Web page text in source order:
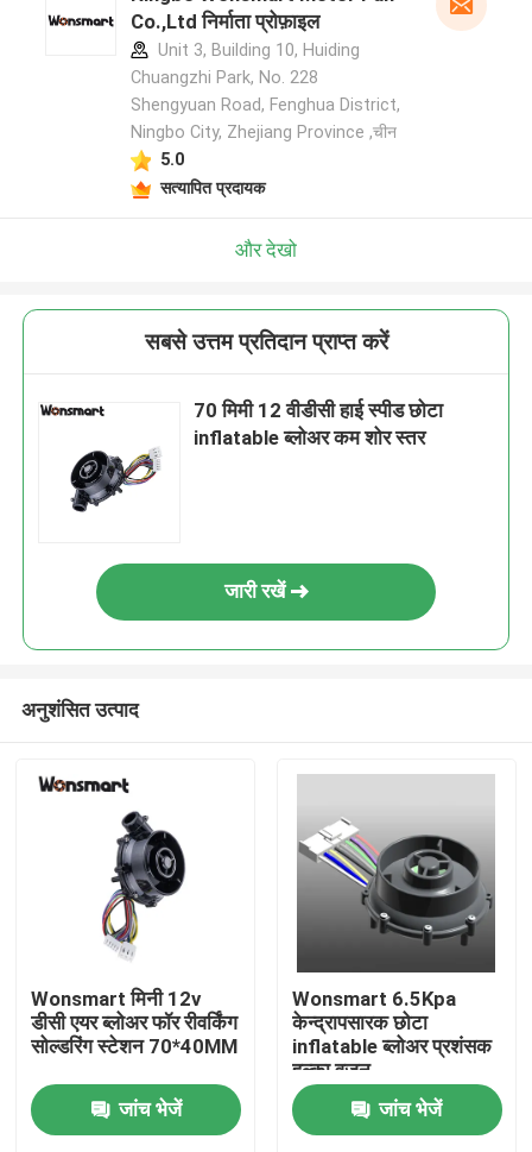
Co.,Ltd निर्माता प्रोफ़ाइल
Unit 3, Building 10, Huiding
Chuangzhi Park, No. 228
Shengyuan Road, Fenghua District,
Ningbo City, Zhejiang Province ,चीन
5.0
सत्यापित प्रदायक
और देखो
सबसे उत्तम प्रतिदान प्राप्त करें
70 मिमी 12 वीडीसी हाई स्पीड छोटा
inflatable ब्लोअर कम शोर स्तर
जारी रखें
अनुशंसित उत्पाद
Wonsmart मिनी 12v
डीसी एयर ब्लोअर फॉर रीवर्किंग
सोल्डरिंग स्टेशन 70*40MM
जांच भेजें
Wonsmart 6.5Kpa
केन्द्रापसारक छोटा
inflatable ब्लोअर प्रशंसक
हल्का वजन
जांच भेजें